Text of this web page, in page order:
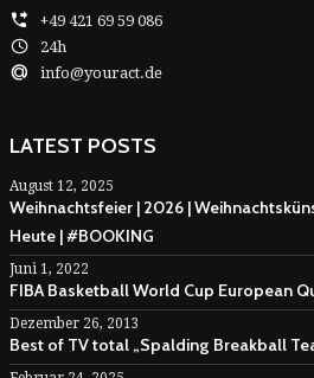
+49 421 69 59 086
24h
info@youract.de
LATEST POSTS
August 12, 2025
Weihnachtsfeier | 2026 |
Heute | #BOOKING
Juni 1, 2022
FIBA Basketball World Cup European
Dezember 26, 2013
Best of TV total „Spalding Breakball